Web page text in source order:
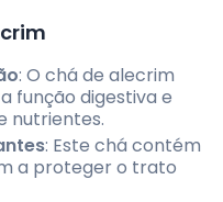
: O chá de alecrim
função digestiva e
nutrientes.
: Este chá contém
a proteger o trato